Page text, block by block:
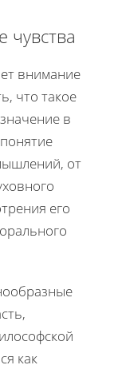
внимание
что такое
в
от
его
как